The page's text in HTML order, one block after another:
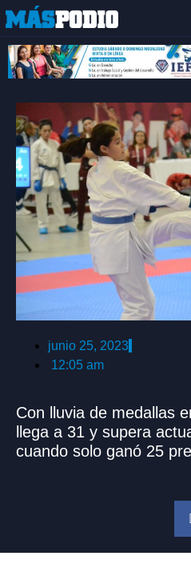
junio 25, 2023
12:05 am
Con lluvia de medallas
llega a 31 y supera
cuando solo ganó 25